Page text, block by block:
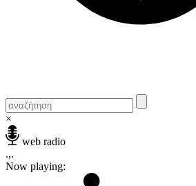
×
web radio
.,.
Now playing: